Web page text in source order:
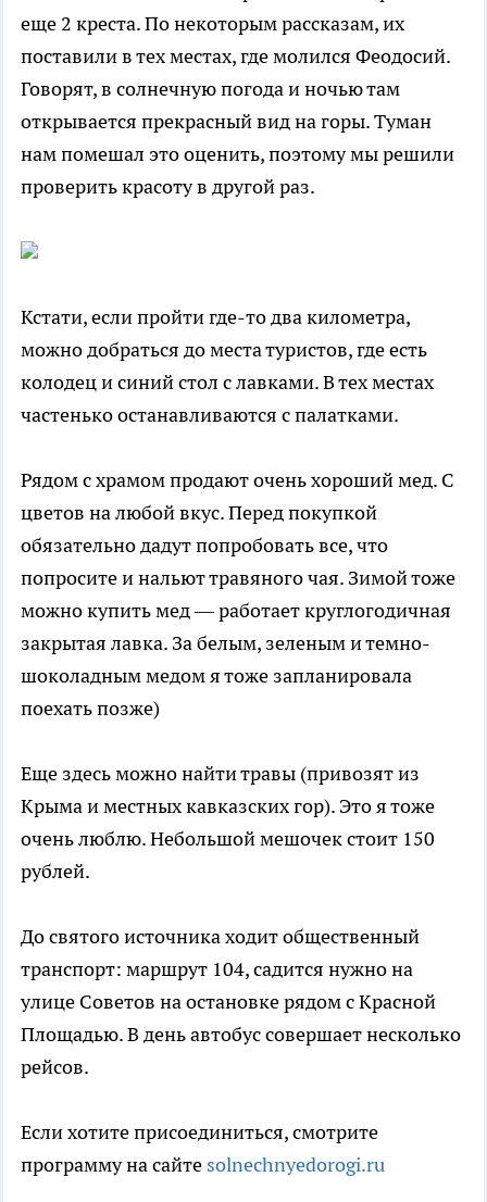
еще 2 креста. По некоторым рассказам, их
поставили в тех местах, где молился Феодосий.
Говорят, в солнечную погода и ночью там
открывается прекрасный вид на горы. Туман
нам помешал это оценить, поэтому мы решили
проверить красоту в другой раз.
Кстати, если пройти где-то два километра,
можно добраться до места туристов, где есть
колодец и синий стол с лавками. В тех местах
частенько останавливаются с палатками.
Рядом с храмом продают очень хороший мед. С
цветов на любой вкус. Перед покупкой
обязательно дадут попробовать все, что
попросите и нальют травяного чая. Зимой тоже
можно купить мед — работает круглогодичная
закрытая лавка. За белым, зеленым и темно-
шоколадным медом я тоже запланировала
поехать позже)
Еще здесь можно найти травы (привозят из
Крыма и местных кавказских гор). Это я тоже
очень люблю. Небольшой мешочек стоит 150
рублей.
До святого источника ходит общественный
транспорт: маршрут 104, садится нужно на
улице Советов на остановке рядом с Красной
Площадью. В день автобус совершает несколько
рейсов.
Если хотите присоединиться, смотрите
программу на сайте solnechnyedorogi.ru